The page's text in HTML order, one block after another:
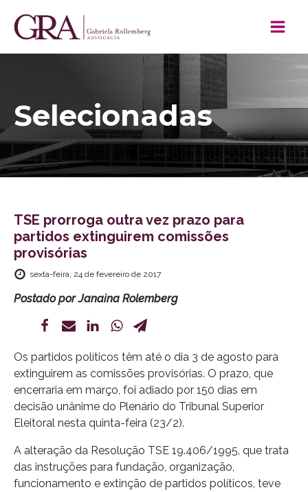
Selecionadas
TSE prorroga outra vez prazo para
partidos extinguirem comissões
provisórias
sexta-feira, 24 de fevereiro de 2017
Postado porJanaina Rolemberg
Os partidos políticos têm até o dia 3 de agosto para
extinguirem as comissões provisórias. O prazo, que
encerraria em março, foi adiado por 150 dias em
decisão unânime do Plenário do Tribunal Superior
Eleitoral nesta quinta-feira (23/2).
A alteração da Resolução TSE 19.406/1995, que trata
das instruções para fundação, organização,
funcionamento e extinção de partidos políticos, teve